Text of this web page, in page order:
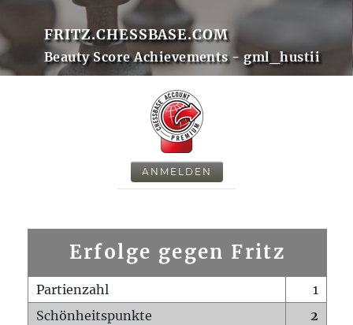
FRITZ.CHESSBASE.COM
Beauty Score Achievements - gml_hustii
ANMELDEN
Erfolge gegen Fritz
Partienzahl
1
Schönheitspunkte
2